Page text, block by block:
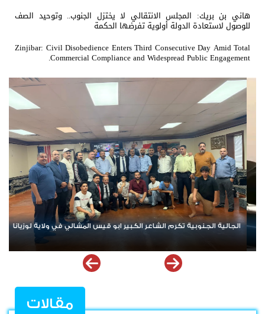
هاني بن بريك: المجلس الانتقالي لا يختزل الجنوب.. وتوحيد الصف
للوصول لاستعادة الدولة أولوية تفرضها الحكمة
Zinjibar: Civil Disobedience Enters Third Consecutive Day Amid Total
Commercial Compliance and Widespread Public Engagement.
المجلس الانتقالي والجالية الجنوبية يختتمان سلسلة لقاءات في
الكونغرس الأمريكي
مقالات